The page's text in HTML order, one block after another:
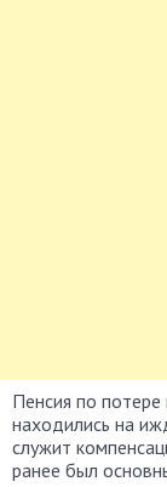
Пенсия по потере
находились на
служит
ранее был